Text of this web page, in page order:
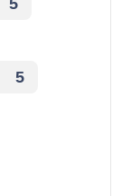
5